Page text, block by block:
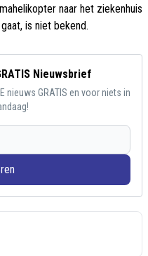
naar het ziekenhuis
is niet bekend.
Nieuwsbrief
nieuws GRATIS en voor niets in